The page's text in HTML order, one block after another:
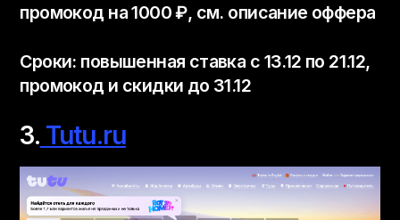
промокод на1000 ₽, см. описание оффера
Сроки: повышенная ставка с 13.12 по 21.12,
промокод и скидки до 31.12
3. Tutu.ru